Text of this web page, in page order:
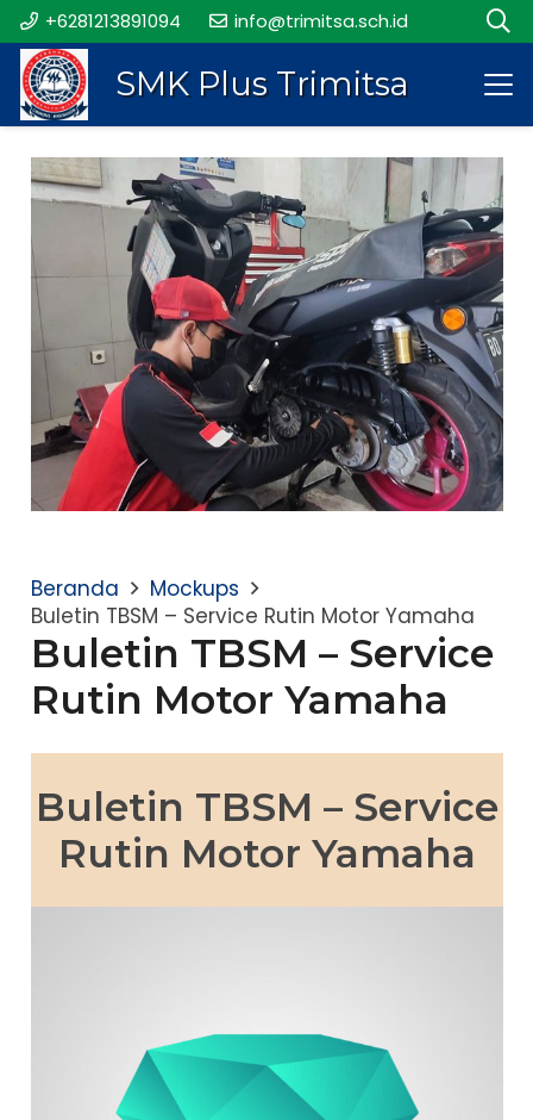
+6281213891094 info@trimitsa.sch.id
SMK Plus Trimitsa
Beranda
Mockups
Buletin TBSM – Service Rutin Motor Yamaha
Buletin TBSM – Service
Rutin Motor Yamaha
Buletin TBSM – Service
Rutin Motor Yamaha